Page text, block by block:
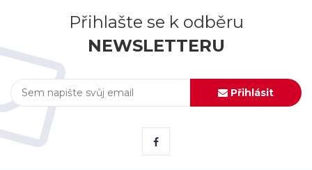
Přihlašte se k odběru
NEWSLETTERU
Přihlásit